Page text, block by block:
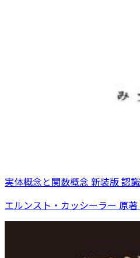
実体概念と関数概念 新装版 認
エルンスト・カッシーラー 原